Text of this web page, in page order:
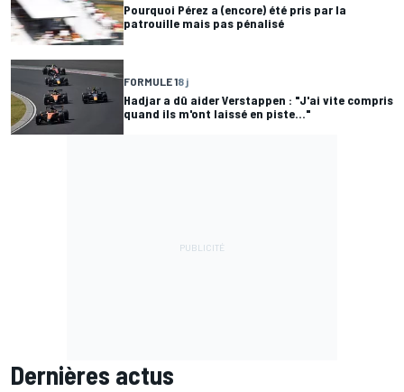
Pourquoi Pérez a (encore) été pris par la
patrouille mais pas pénalisé
FORMULE 18 j
Hadjar a dû aider Verstappen : "J'ai vite compris
quand ils m'ont laissé en piste..."
Dernières actus